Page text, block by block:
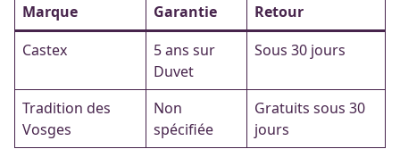
Marque
Garantie
Retour
Castex
5 ans sur
Duvet
Sous 30 jours
Tradition des
Vosges
Non
spécifiée
Gratuits sous 30
jours